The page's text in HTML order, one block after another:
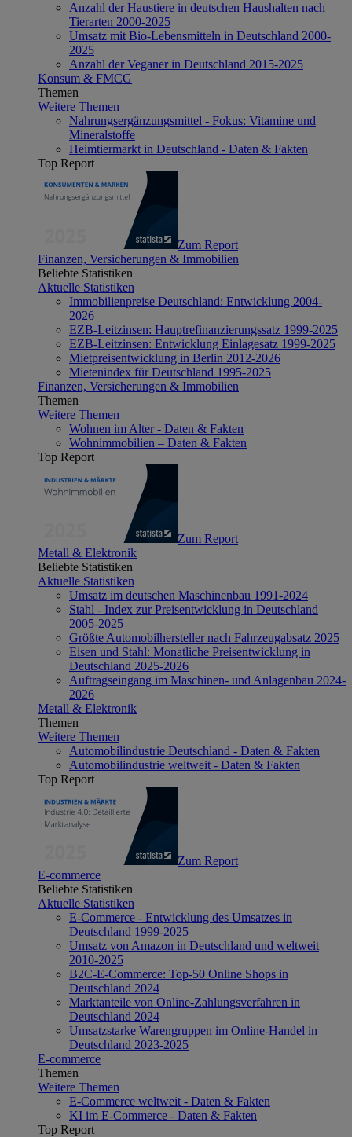
Anzahl der Haustiere in deutschen Haushalten nach
Tierarten 2000-2025
Umsatz mit Bio-Lebensmitteln in Deutschland 2000-
2025
Anzahl der Veganer in Deutschland 2015-2025
Konsum & FMCG
Themen
Weitere Themen
Nahrungsergänzungsmittel - Fokus: Vitamine und
Mineralstoffe
Heimtiermarkt in Deutschland - Daten & Fakten
Top Report
Zum Report
Finanzen, Versicherungen & Immobilien
Beliebte Statistiken
Aktuelle Statistiken
Immobilienpreise Deutschland: Entwicklung 2004-
2026
EZB-Leitzinsen: Hauptrefinanzierungssatz 1999-2025
EZB-Leitzinsen: Entwicklung Einlagesatz 1999-2025
Mietpreisentwicklung in Berlin 2012-2026
Mietenindex für Deutschland 1995-2025
Finanzen, Versicherungen & Immobilien
Themen
Weitere Themen
Wohnen im Alter - Daten & Fakten
Wohnimmobilien – Daten & Fakten
Top Report
Zum Report
Metall & Elektronik
Beliebte Statistiken
Aktuelle Statistiken
Umsatz im deutschen Maschinenbau 1991-2024
Stahl - Index zur Preisentwicklung in Deutschland
2005-2025
Größte Automobilhersteller nach Fahrzeugabsatz 2025
Eisen und Stahl: Monatliche Preisentwicklung in
Deutschland 2025-2026
Auftragseingang im Maschinen- und Anlagenbau 2024-
2026
Metall & Elektronik
Themen
Weitere Themen
Automobilindustrie Deutschland - Daten & Fakten
Automobilindustrie weltweit - Daten & Fakten
Top Report
Zum Report
E-commerce
Beliebte Statistiken
Aktuelle Statistiken
E-Commerce - Entwicklung des Umsatzes in
Deutschland 1999-2025
Umsatz von Amazon in Deutschland und weltweit
2010-2025
B2C-E-Commerce: Top-50 Online Shops in
Deutschland 2024
Marktanteile von Online-Zahlungsverfahren in
Deutschland 2024
Umsatzstarke Warengruppen im Online-Handel in
Deutschland 2023-2025
E-commerce
Themen
Weitere Themen
E-Commerce weltweit - Daten & Fakten
KI im E-Commerce - Daten & Fakten
Top Report